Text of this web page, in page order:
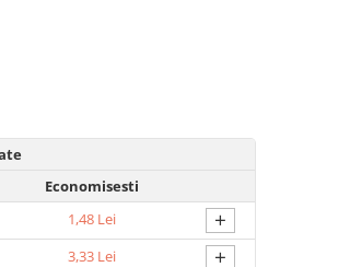
Economisesti
1,48 Lei +
3,33 Lei +